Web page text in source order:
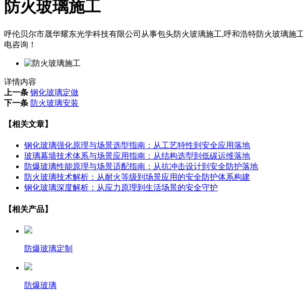
防火玻璃施工
呼伦贝尔市晟华耀东光学科技有限公司从事包头防火玻璃施工,呼和浩特防火玻璃
电咨询！
详情内容
上一条 钢化玻璃定做
下一条 防火玻璃安装
【相关文章】
钢化玻璃强化原理与场景选型指南：从工艺特性到安全应用落地
玻璃幕墙技术体系与场景应用指南：从结构选型到低碳运维落地
防爆玻璃性能原理与场景适配指南：从抗冲击设计到安全防护落地
防火玻璃技术解析：从耐火等级到场景应用的安全防护体系构建
钢化玻璃深度解析：从应力原理到生活场景的安全守护
【相关产品】
防爆玻璃定制
防爆玻璃